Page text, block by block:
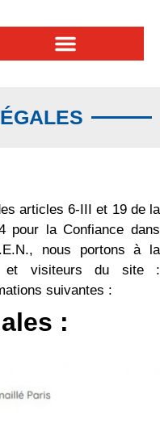
articles 6-III et 19 de la
pour la Confiance dans
nous portons à la
et visiteurs du site :
suivantes :
: